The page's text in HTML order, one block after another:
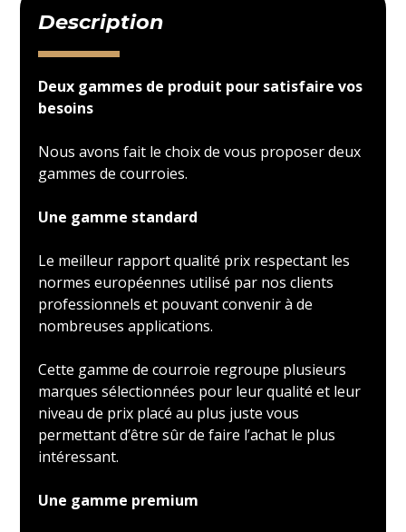
Description
Deux gammes de produit pour satisfaire vos
besoins
Nous avons fait le choix de vous proposer deux
gammes de courroies.
Une gamme standard
Le meilleur rapport qualité prix respectant les
normes européennes utilisé par nos clients
professionnels et pouvant convenir à de
nombreuses applications.
Cette gamme de courroie regroupe plusieurs
marques sélectionnées pour leur qualité et leur
niveau de prix placé au plus juste vous
permettant d’être sûr de faire l’achat le plus
intéressant.
Une gamme premium